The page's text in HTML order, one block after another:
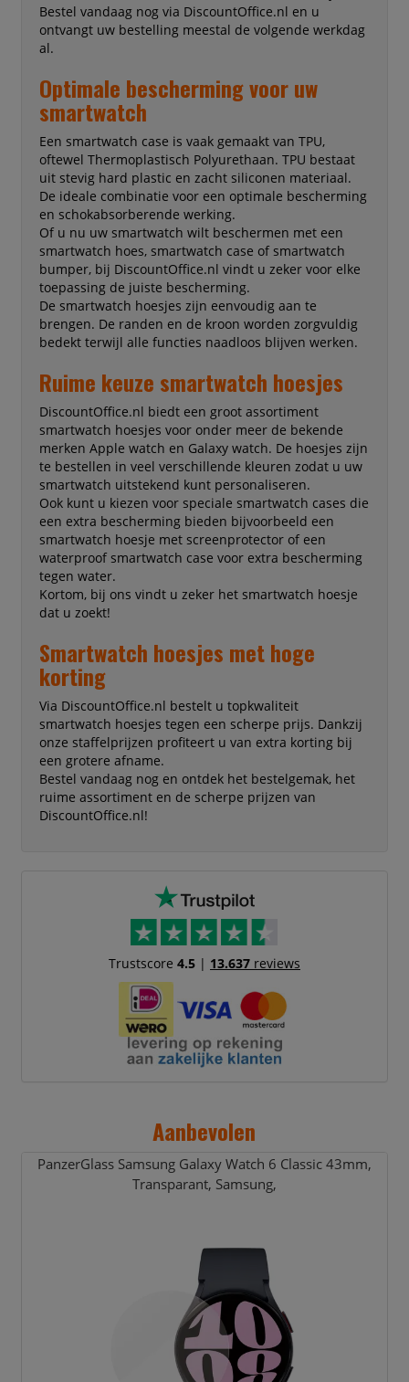
Bestel vandaag nog via DiscountOffice.nl en u
ontvangt uw bestelling meestal de volgende werkdag
al.
Optimale bescherming voor uw
smartwatch
Een smartwatch case is vaak gemaakt van TPU,
oftewel Thermoplastisch Polyurethaan. TPU bestaat
uit stevig hard plastic en zacht siliconen materiaal.
De ideale combinatie voor een optimale bescherming
en schokabsorberende werking.
Of u nu uw smartwatch wilt beschermen met een
smartwatch hoes, smartwatch case of smartwatch
bumper, bij DiscountOffice.nl vindt u zeker voor elke
toepassing de juiste bescherming.
De smartwatch hoesjes zijn eenvoudig aan te
brengen. De randen en de kroon worden zorgvuldig
bedekt terwijl alle functies naadloos blijven werken.
Ruime keuze smartwatch hoesjes
DiscountOffice.nl biedt een groot assortiment
smartwatch hoesjes voor onder meer de bekende
merken Apple watch en Galaxy watch. De hoesjes zijn
te bestellen in veel verschillende kleuren zodat u uw
smartwatch uitstekend kunt personaliseren.
Ook kunt u kiezen voor speciale smartwatch cases die
een extra bescherming bieden bijvoorbeeld een
smartwatch hoesje met screenprotector of een
waterproof smartwatch case voor extra bescherming
tegen water.
Kortom, bij ons vindt u zeker het smartwatch hoesje
dat u zoekt!
Smartwatch hoesjes met hoge
korting
Via DiscountOffice.nl bestelt u topkwaliteit
smartwatch hoesjes tegen een scherpe prijs. Dankzij
onze staffelprijzen profiteert u van extra korting bij
een grotere afname.
Bestel vandaag nog en ontdek het bestelgemak, het
ruime assortiment en de scherpe prijzen van
DiscountOffice.nl!
Trustscore 4.5| 13.637reviews
Aanbevolen
PanzerGlass Samsung Galaxy Watch 6 Classic 43mm,
Transparant, Samsung,